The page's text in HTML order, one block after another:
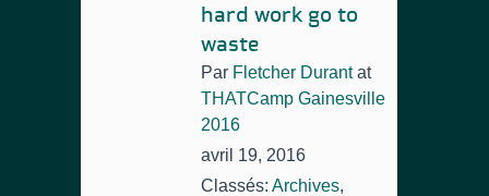
hard work go to
waste
Par Fletcher Durant at
THATCamp Gainesville
2016
avril 19, 2016
Classés: Archives,